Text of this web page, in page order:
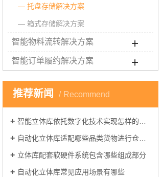
托盘存储解决方案
箱式存储解决方案
智能物料流转解决方案
智能订单履约解决方案
推荐新闻 Recommend
智能立体库依托数字化技术实现怎样的仓储管理
自动化立体库适配哪些品类货物进行仓储管理
立体库配套软硬件系统包含哪些组成部分
自动化立体库常见应用场景有哪些